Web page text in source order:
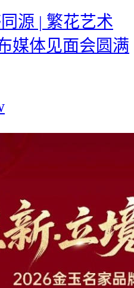
源 | 繁花艺术
媒体见面会圆满